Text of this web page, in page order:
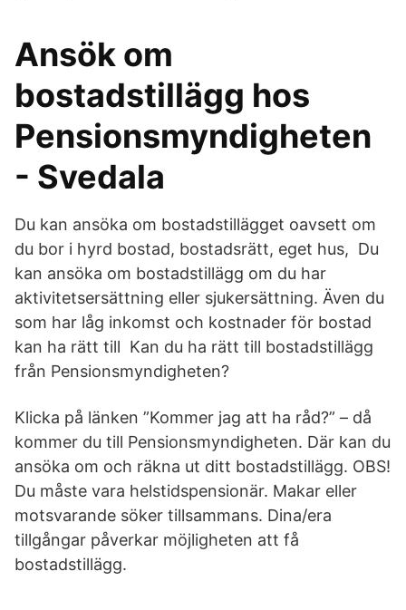
Ansök om
bostadstillägg hos
Pensionsmyndigheten
- Svedala
Du kan ansöka om bostadstillägget oavsett om
du bor i hyrd bostad, bostadsrätt, eget hus, Du
kan ansöka om bostadstillägg om du har
aktivitetsersättning eller sjukersättning. Även du
som har låg inkomst och kostnader för bostad
kan ha rätt till Kan du ha rätt till bostadstillägg
från Pensionsmyndigheten?
Klicka på länken ”Kommer jag att ha råd?” – då
kommer du till Pensionsmyndigheten. Där kan du
ansöka om och räkna ut ditt bostadstillägg. OBS!
Du måste vara helstidspensionär. Makar eller
motsvarande söker tillsammans. Dina/era
tillgångar påverkar möjligheten att få
bostadstillägg.